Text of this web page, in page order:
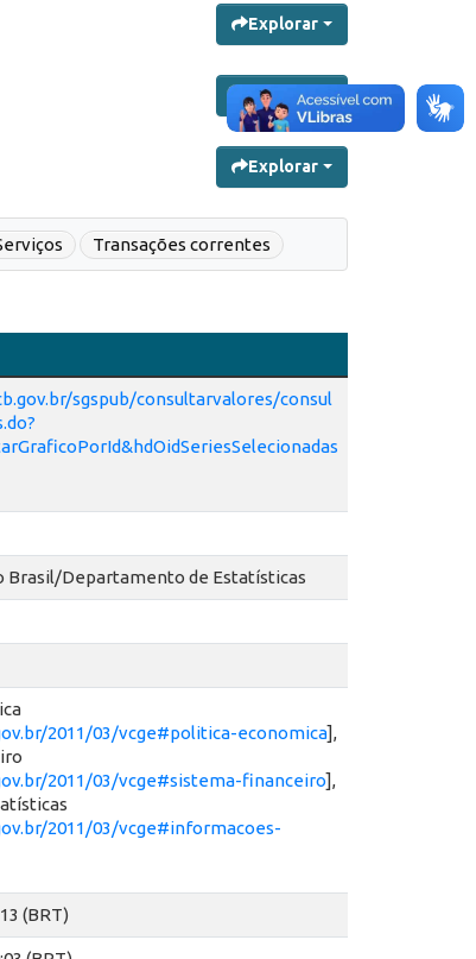
Explorar
Explorar
Explorar
Transações correntes
sgspub/consultarvalores/consul
Brasil/Departamento de Estatísticas
2011/03/vcge#politica-economica],
2011/03/vcge#sistema-financeiro],
2011/03/vcge#informacoes-
(BRT)